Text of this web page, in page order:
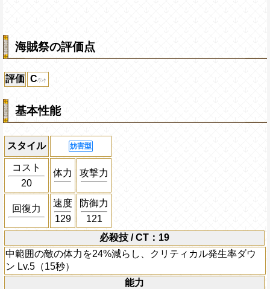
海賊祭の評価点
評価 C
基本性能
スタイル 妨害型
コスト
20
体力 攻撃力
回復力
速度
129
防御力
121
必殺技 / CT：19
中範囲の敵の体力を24%減らし、クリティカル発生率ダウ
ン Lv.5（15秒）
能力